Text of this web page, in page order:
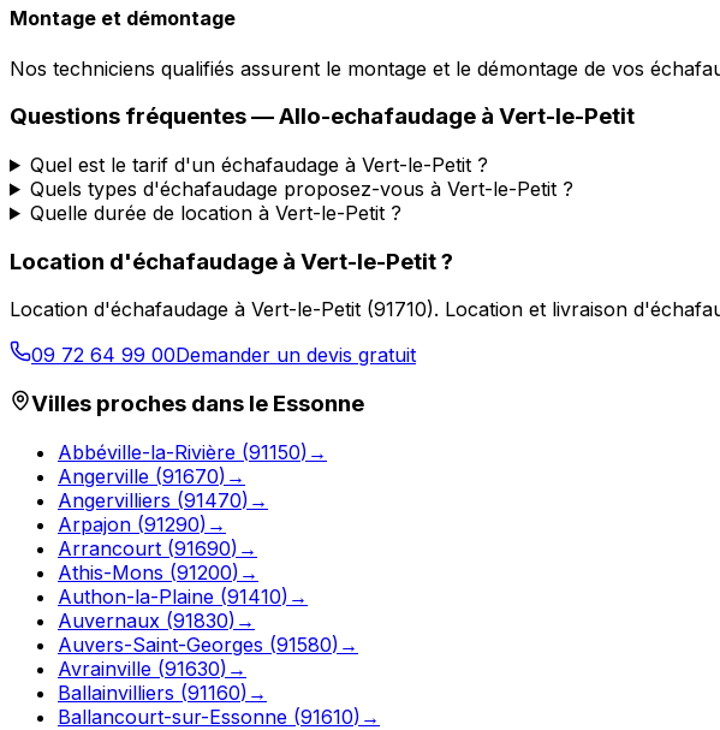
Montage et démontage
Nos techniciens qualifiés assurent le montage et le démontage de vos
Questions fréquentes —Allo-echafaudage à Vert-le-Petit
Quel est le tarif d'un échafaudage à Vert-le-Petit ?
Quels types d'échafaudage proposez-vous à Vert-le-Petit ?
Quelle durée de location à Vert-le-Petit ?
Location d'échafaudage à Vert-le-Petit?
Location d'échafaudage à Vert-le-Petit (91710). Location et livraison
09 72 64 99 00Demander un devis gratuit
Villes proches dans le Essonne
Abbéville-la-Rivière (91150) →
Angerville (91670) →
Angervilliers (91470) →
Arpajon (91290) →
Arrancourt (91690) →
Athis-Mons (91200) →
Authon-la-Plaine (91410) →
Auvernaux (91830) →
Auvers-Saint-Georges (91580) →
Avrainville (91630) →
Ballainvilliers (91160) →
Ballancourt-sur-Essonne (91610) →